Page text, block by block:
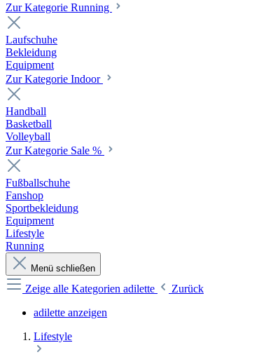
Zur Kategorie Running
Laufschuhe
Bekleidung
Equipment
Zur Kategorie Indoor
Handball
Basketball
Volleyball
Zur Kategorie Sale %
Fußballschuhe
Fanshop
Sportbekleidung
Equipment
Lifestyle
Running
Menü schließen
Zeige alle Kategorien adilette
Zurück
adilette anzeigen
Lifestyle